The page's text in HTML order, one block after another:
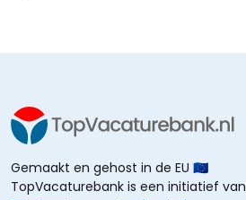
Gemaakt en gehost in de EU 🇪🇺
TopVacaturebank is een initiatief van